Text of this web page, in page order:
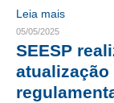
ACORDOS,
CONTRIBUIÇÕES
Leia mais
05/05/2025
SEESP
atualização